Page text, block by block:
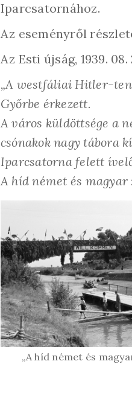
Iparcsatornához.
Az eseményről
Az Esti újság, 1939.
„A westfáliai Hitler-
Győrbe érkezett.
A város küldöttsége a
csónakok nagy tábora
Iparcsatorna felett
A híd német és
„A híd német és